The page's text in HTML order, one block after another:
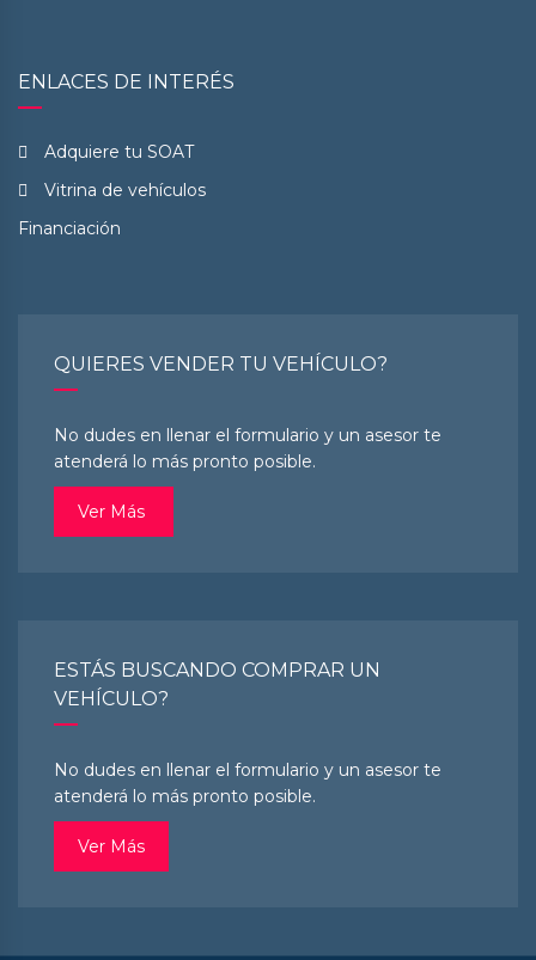
ENLACES DE INTERÉS
Adquiere tu SOAT
Vitrina de vehículos
Financiación
QUIERES VENDER TU VEHÍCULO?
No dudes en llenar el formulario y un asesor te
atenderá lo más pronto posible.
Ver Más
ESTÁS BUSCANDO COMPRAR UN
VEHÍCULO?
No dudes en llenar el formulario y un asesor te
atenderá lo más pronto posible.
Ver Más